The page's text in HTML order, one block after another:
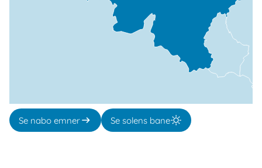
Se nabo emner Se solens bane